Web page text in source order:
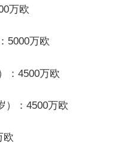
万欧
5000万欧
：4500万欧
）：4500万欧
欧